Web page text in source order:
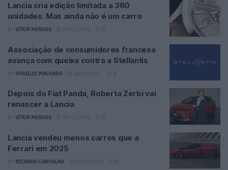
Lancia cria edição limitada a 360
unidades. Mas ainda não é um carro
VITOR MENDES 0
Associação de consumidores francesa
avança com queixa contra a Stellantis
VIRGILIO MACHADO 0
Depois do Fiat Panda, Roberta Zerbi vai
renascer a Lancia
VITOR MENDES 0
Lancia vendeu menos carros que a
Ferrari em 2025
RICARDO CARVALHO 0